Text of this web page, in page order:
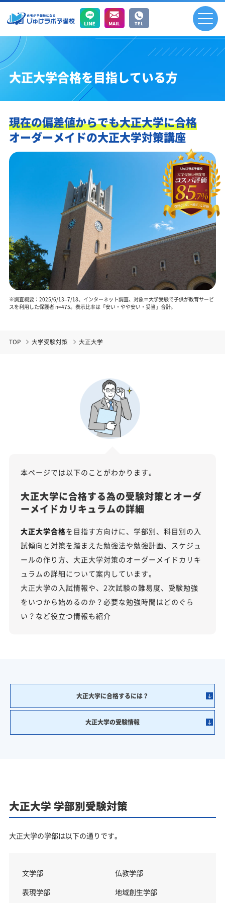
大正大学合格を目指している方
現在の偏差値からでも大正大学に合格
オーダーメイドの大正大学対策講座
※調査概要：2025/6/13–7/18、インターネット調査、対象＝大学受験で子供が教育サービ
スを利用した保護者 n=475。表示比率は「安い・やや安い・妥当」合計。
TOP 大学受験対策 大正大学
本ページでは以下のことがわかります。
大正大学に合格する為の受験対策とオーダ
ーメイドカリキュラムの詳細
大正大学合格を目指す方向けに、学部別、科目別の入
試傾向と対策を踏まえた勉強法や勉強計画、スケジュ
ールの作り方、大正大学対策のオーダーメイドカリキ
ュラムの詳細について案内しています。
大正大学の入試情報や、2次試験の難易度、受験勉強
をいつから始めるのか？必要な勉強時間はどのぐら
い？など役立つ情報も紹介
大正大学に合格するには？
大正大学の受験情報
大正大学 学部別受験対策
大正大学の学部は以下の通りです。
文学部
仏教学部
表現学部
地域創生学部